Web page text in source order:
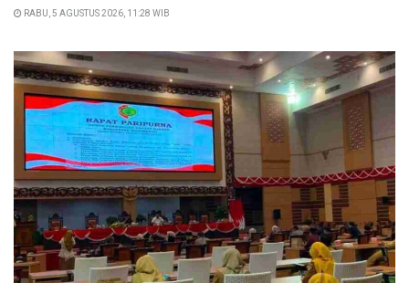
RABU, 5 AGUSTUS 2026, 11:28 WIB